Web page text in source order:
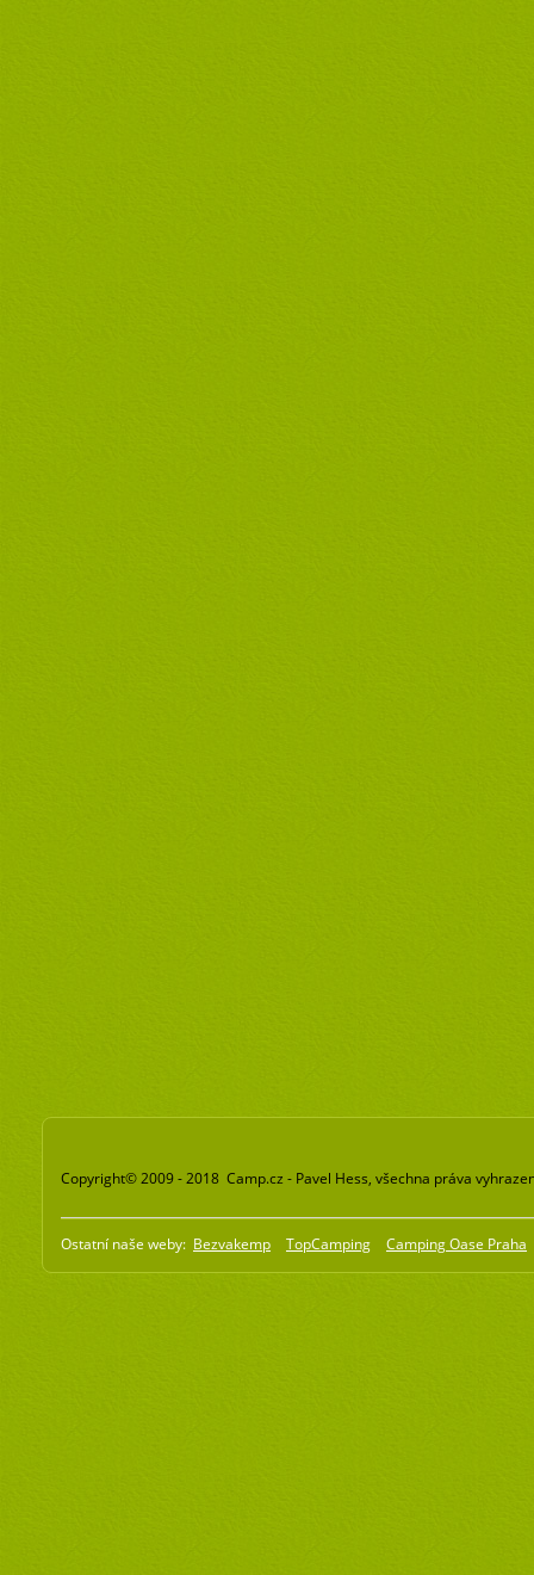
Copyright© 2009 - 2018 Camp.cz - Pavel Hess, všechna práva
Ostatní naše weby: Bezvakemp TopCamping Camping Oase Praha